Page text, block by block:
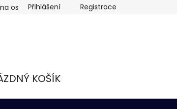
osobních údajů
Přihlášení Registrace
KOŠÍK